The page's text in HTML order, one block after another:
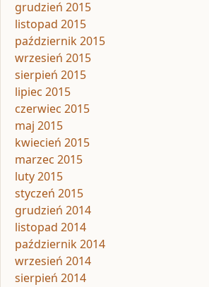
grudzień 2015
listopad 2015
październik 2015
wrzesień 2015
sierpień 2015
lipiec 2015
czerwiec 2015
maj 2015
kwiecień 2015
marzec 2015
luty 2015
styczeń 2015
grudzień 2014
listopad 2014
październik 2014
wrzesień 2014
sierpień 2014